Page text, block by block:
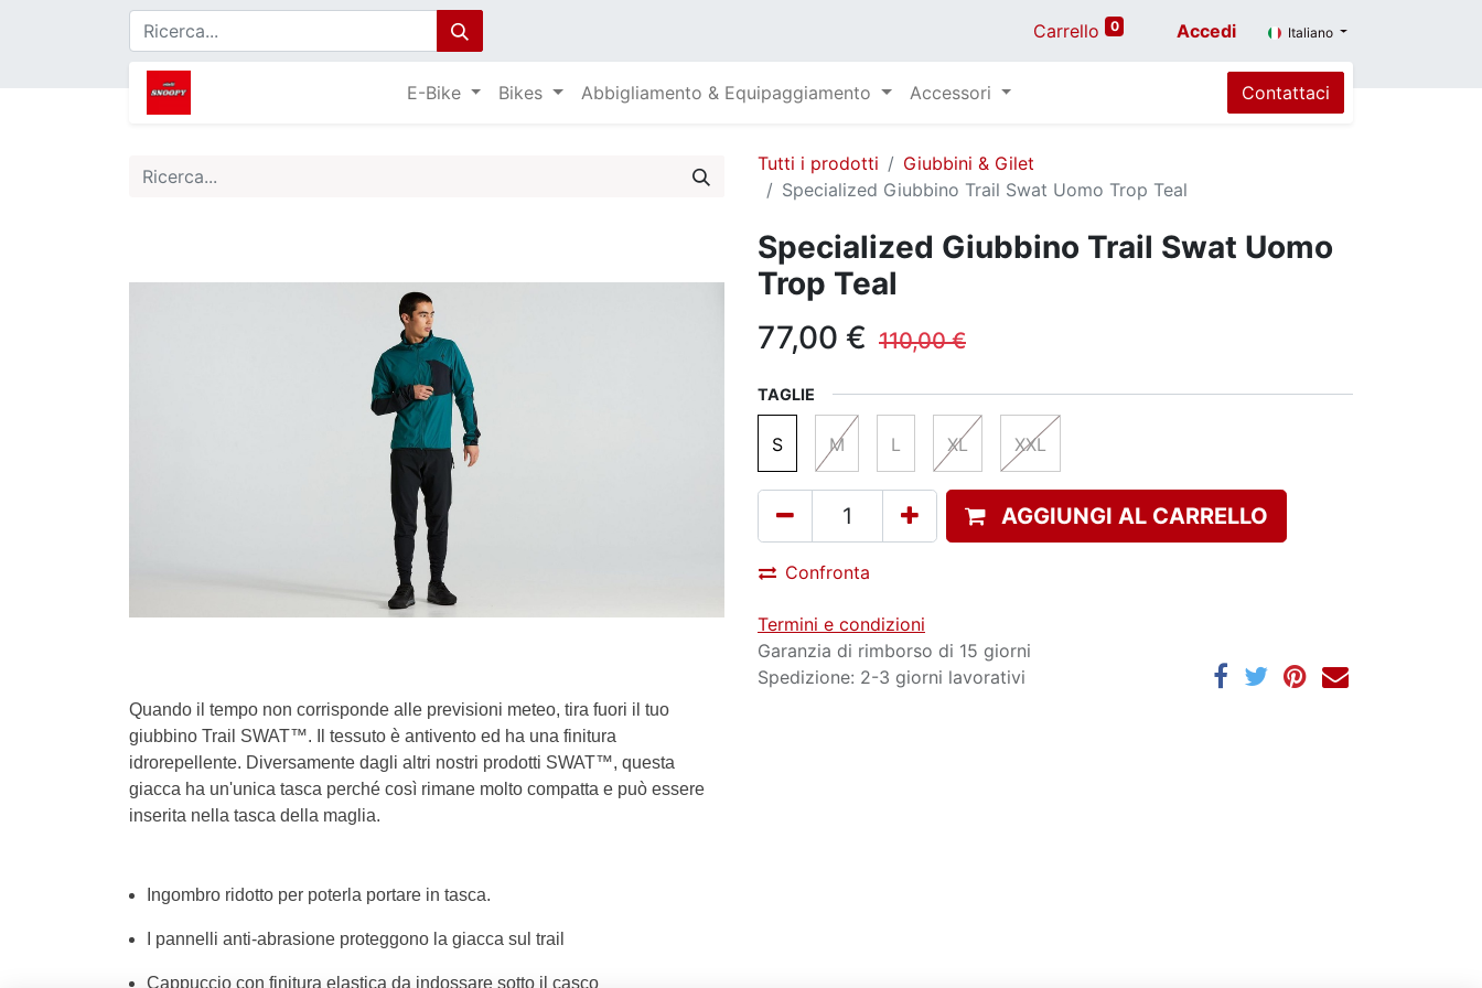
Carrello 0 Accedi Italiano
E-Bike Bikes Abbigliamento & Equipaggiamento Accessori Contattaci
Tutti i prodotti
Giubbini & Gilet
Specialized Giubbino Trail Swat Uomo Trop Teal
Quando il tempo non corrisponde alle previsioni meteo, tira fuori il tuo
giubbino Trail SWAT™. Il tessuto è antivento ed ha una finitura
idrorepellente. Diversamente dagli altri nostri prodotti SWAT™, questa
giacca ha un'unica tasca perché così rimane molto compatta e può essere
inserita nella tasca della maglia.
Ingombro ridotto per poterla portare in tasca.
I pannelli anti-abrasione proteggono la giacca sul trail
Cappuccio con finitura elastica da indossare sotto il casco
Specialized Giubbino Trail Swat Uomo
Trop Teal
77,00 € 110,00€
TAGLIE
S M L XL XXL
AGGIUNGI AL CARRELLO
Confronta
Termini e condizioni
Garanzia di rimborso di 15 giorni
Spedizione: 2-3 giorni lavorativi